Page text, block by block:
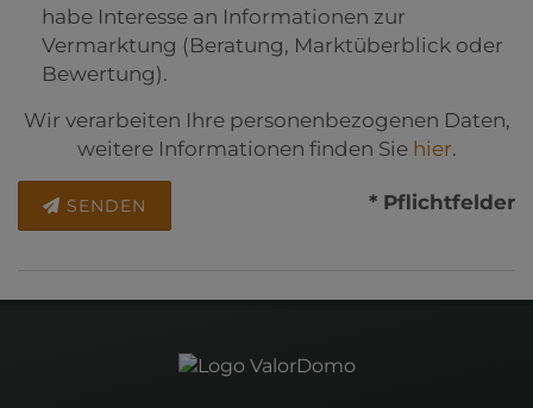
habe Interesse an Informationen zur
Vermarktung (Beratung, Marktüberblick oder
Bewertung).
Wir verarbeiten Ihre personenbezogenen Daten,
weitere Informationen finden Sie hier.
SENDEN * Pflichtfelder